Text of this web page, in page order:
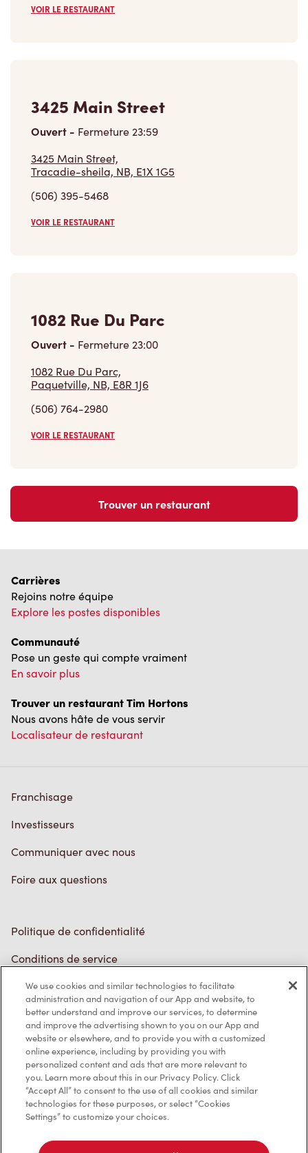
VOIR LE RESTAURANT
3425 Main Street
Ouvert - Fermeture23:59
3425 Main Street,
Tracadie-sheila, NB, E1X 1G5
(506) 395-5468
VOIR LE RESTAURANT
1082 Rue Du Parc
Ouvert - Fermeture23:00
1082 Rue Du Parc,
Paquetville, NB, E8R 1J6
(506) 764-2980
VOIR LE RESTAURANT
Trouver un restaurant
Carrières
Rejoins notre équipe
Explore les postes disponibles
Communauté
Pose un geste qui compte vraiment
En savoir plus
Trouver un restaurant Tim Hortons
Nous avons hâte de vous servir
Localisateur de restaurant
Franchisage
Investisseurs
Communiquer avec nous
Foire aux questions
Politique de confidentialité
Conditions de service
Marques de commerce
Accessibilité
Diagnostic
Contactez-nous
We use cookies and similar technologies to facilitate
administration and navigation of our App and website, to
better understand and improve our services, to determine
and improve the advertising shown to you on our App and
website or elsewhere, and to provide you with a customized
online experience, including by providing you with
personalized content and ads that are more relevant to
you. Learn more about this in our Privacy Policy. Click
“Accept All” to consent to the use of all cookies and similar
technologies for these purposes, or select “Cookies
Settings” to customize your choices.